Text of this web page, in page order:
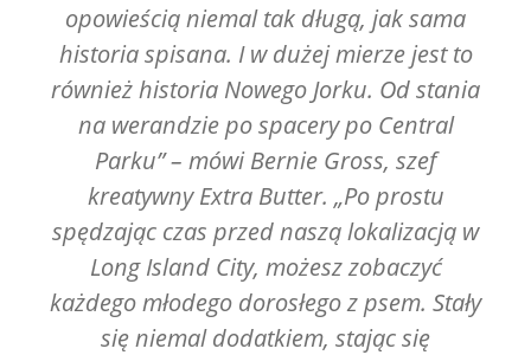
opowieścią niemal tak długą, jak sama
historia spisana. I w dużej mierze jest to
również historia Nowego Jorku. Od stania
na werandzie po spacery po Central
Parku” – mówi Bernie Gross, szef
kreatywny Extra Butter. „Po prostu
spędzając czas przed naszą lokalizacją w
Long Island City, możesz zobaczyć
każdego młodego dorosłego z psem. Stały
się niemal dodatkiem, stając się